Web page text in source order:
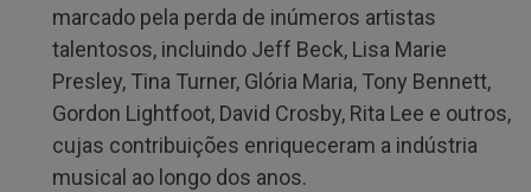
marcado pela perda de inúmeros artistas
talentosos, incluindo Jeff Beck, Lisa Marie
Presley, Tina Turner, Glória Maria, Tony Bennett,
Gordon Lightfoot, David Crosby, Rita Lee e outros,
cujas contribuições enriqueceram a indústria
musical ao longo dos anos.